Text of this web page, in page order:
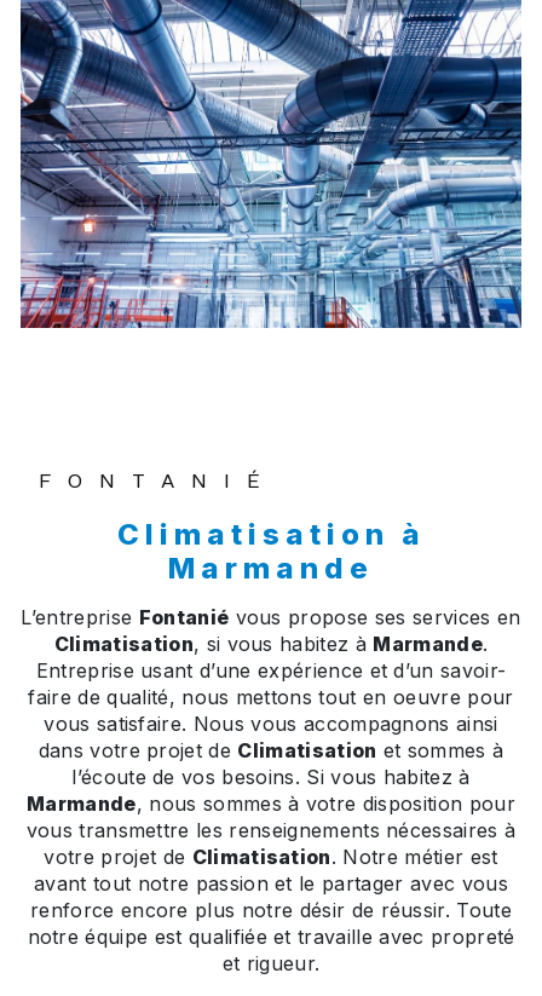
FONTANIÉ
Climatisation à
Marmande
L’entreprise Fontanié vous propose ses services en
Climatisation, si vous habitez à Marmande.
Entreprise usant d’une expérience et d’un savoir-
faire de qualité, nous mettons tout en oeuvre pour
vous satisfaire. Nous vous accompagnons ainsi
dans votre projet de Climatisation et sommes à
l’écoute de vos besoins. Si vous habitez à
Marmande, nous sommes à votre disposition pour
vous transmettre les renseignements nécessaires à
votre projet de Climatisation. Notre métier est
avant tout notre passion et le partager avec vous
renforce encore plus notre désir de réussir. Toute
notre équipe est qualifiée et travaille avec propreté
et rigueur.